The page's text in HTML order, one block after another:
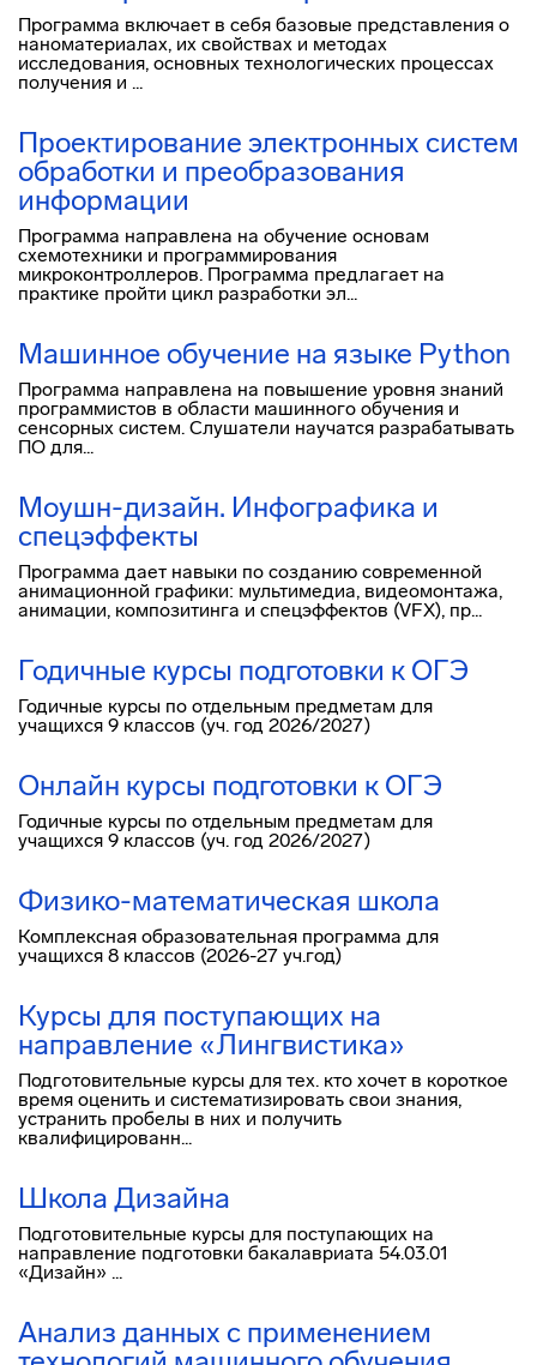
Программа включает в себя базовые представления о
наноматериалах, их свойствах и методах
исследования, основных технологических процессах
получения и ...
Проектирование электронных систем
обработки и преобразования
информации
Программа направлена на обучение основам
схемотехники и программирования
микроконтроллеров. Программа предлагает на
практике пройти цикл разработки эл...
Машинное обучение на языке Python
Программа направлена на повышение уровня знаний
программистов в области машинного обучения и
сенсорных систем. Слушатели научатся разрабатывать
ПО для...
Моушн-дизайн. Инфографика и
спецэффекты
Программа дает навыки по созданию современной
анимационной графики: мультимедиа, видеомонтажа,
анимации, композитинга и спецэффектов (VFX), пр...
Годичные курсы подготовки к OГЭ
Годичные курсы по отдельным предметам для
учащихся 9 классов (уч. год 2026/2027)
Онлайн курсы подготовки к OГЭ
Годичные курсы по отдельным предметам для
учащихся 9 классов (уч. год 2026/2027)
Физико-математическая школа
Комплексная образовательная программа для
учащихся 8 классов (2026-27 уч.год)
Курсы для поступающих на
направление «Лингвистика»
Подготовительные курсы для тех. кто хочет в короткое
время оценить и систематизировать свои знания,
устранить пробелы в них и получить
квалифицированн...
Школа Дизайна
Подготовительные курсы для поступающих на
направление подготовки бакалавриата 54.03.01
«Дизайн» ...
Анализ данных с применением